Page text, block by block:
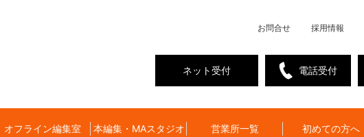
お問合せ 採用情報
電話受付
ネット受付
オフライン編集室 本編集・MAスタジオ 営業所一覧 初めての方へ